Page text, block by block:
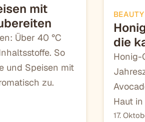
mit
Über 40 °C
So
und Speisen mit
zu.
BEAUTY
die
Honig-
Haut
17.